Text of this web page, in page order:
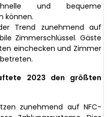
und bequeme
können.
Trend zunehmend auf
Zimmerschlüssel. Gäste
einchecken und Zimmer
2023 den größten
zunehmend auf NFC-